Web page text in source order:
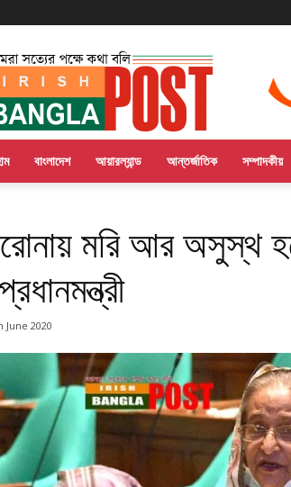
Irish
Bangla
Post
বাংলাদেশ আয়ারল্যান্ড আন্তর্জাতিক সম্পাদকীয়
মরি আর অসুস্থ
June 2020